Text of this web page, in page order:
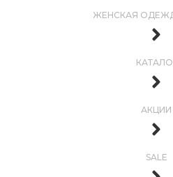
ЖЕНСКАЯ
АКЦИИ
SALE